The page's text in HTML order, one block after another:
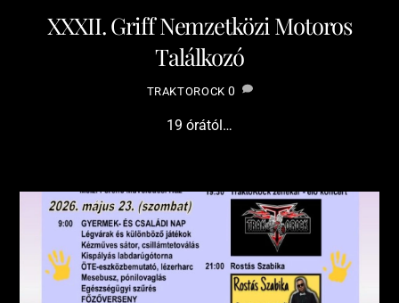
XXXII. Griff Nemzetközi Motoros
Találkozó
TRAKTOROCK 0
19 órától…